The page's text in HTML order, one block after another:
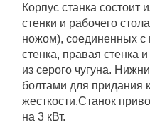
Корпус станка состоит
стенки и рабочего
ножом), соединенных
стенка, правая стенка
из серого чугуна.
болтами для придания
жесткости.Станок
на 3 кВт.